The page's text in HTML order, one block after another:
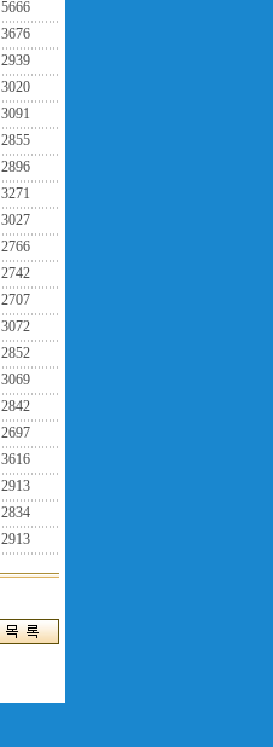
5666
3676
2939
3020
3091
2855
2896
3271
3027
2766
2742
2707
3072
2852
3069
2842
2697
3616
2913
2834
2913